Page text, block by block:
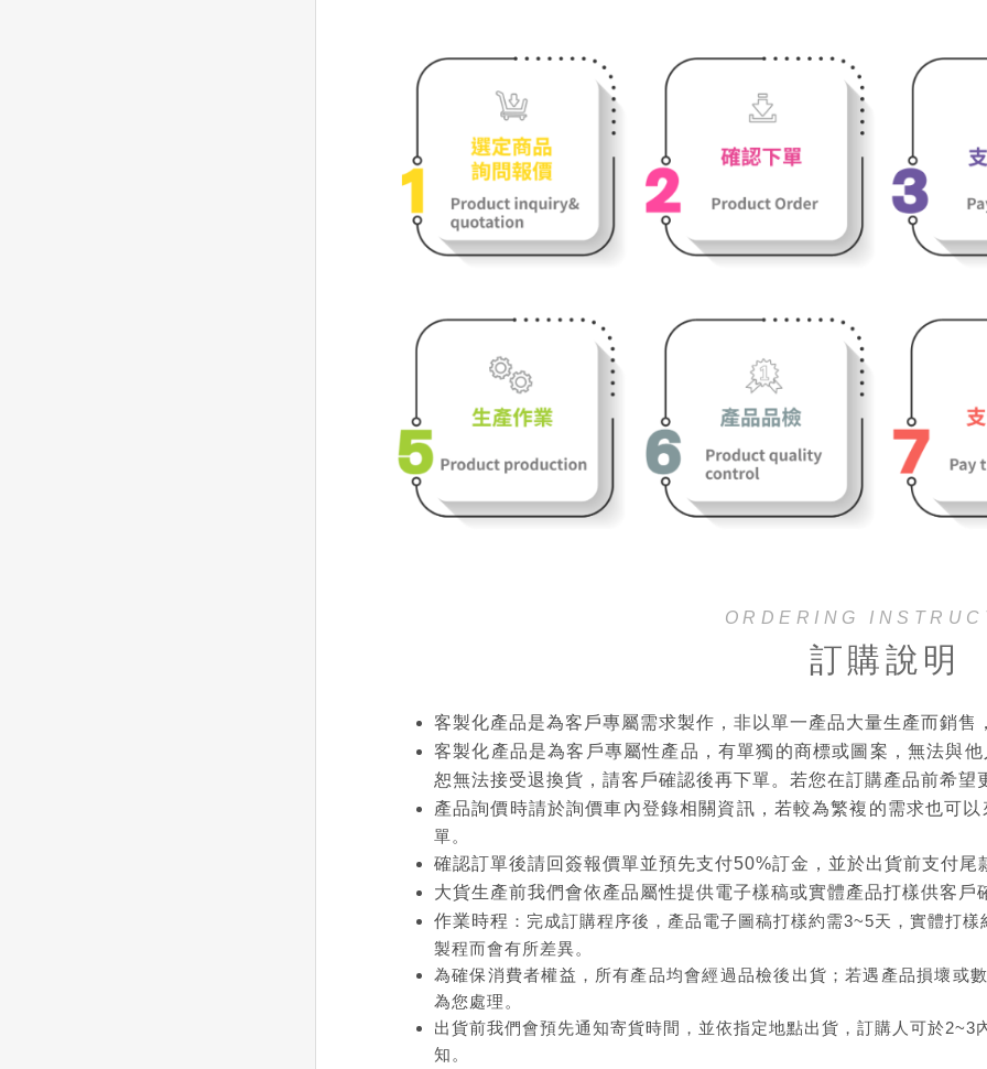
ORDERING
訂購說明
客製化產品是為客戶專屬需求製作，非以單一產品大量生產而銷
客製化產品是為客戶專屬性產品，有單獨的商標或圖案，無法與
恕無法接受退換貨，請客戶確認後再下單。若您在訂購產品前希
產品詢價時請於詢價車內登錄相關資訊，若較為繁複的需求也可
單。
確認訂單後請回簽報價單並預先支付50%訂金，並於出貨前支付
大貨生產前我們會依產品屬性提供電子樣稿或實體產品打樣供客
作業時程 ：完成訂購程序後，產品電子圖稿打樣約需3~5天，實體打
製程而會有所差異。
為確保消費者權益，所有產品均會經過品檢後出貨；若遇產品損壞或
為您處理。
出貨前我們會預先通知寄貨時間，並依指定地點出貨，訂購人可於
知。